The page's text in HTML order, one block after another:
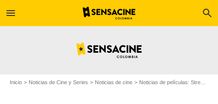
menu search
Inicio Noticias de Cine y Series Noticias de cine Noticias de películas: Streaming